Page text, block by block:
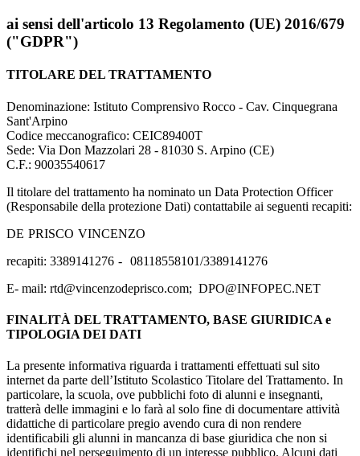
ai sensi dell'articolo 13 Regolamento (UE) 2016/679
("GDPR")
TITOLARE DEL TRATTAMENTO
Denominazione: Istituto Comprensivo Rocco - Cav. Cinquegrana
Sant'Arpino
Codice meccanografico: CEIC89400T
Sede: Via Don Mazzolari 28 - 81030 S. Arpino (CE)
C.F.: 90035540617
Il titolare del trattamento ha nominato un Data Protection Officer
(Responsabile della protezione Dati) contattabile ai seguenti recapiti:
DE PRISCO VINCENZO
recapiti: 3389141276 - 08118558101/3389141276
E- mail: rtd@vincenzodeprisco.com; DPO@INFOPEC.NET
FINALITÀ DEL TRATTAMENTO, BASE GIURIDICA e
TIPOLOGIA DEI DATI
La presente informativa riguarda i trattamenti effettuati sul sito
internet da parte dell’Istituto Scolastico Titolare del Trattamento. In
particolare, la scuola, ove pubblichi foto di alunni e insegnanti,
tratterà delle immagini e lo farà al solo fine di documentare attività
didattiche di particolare pregio avendo cura di non rendere
identificabili gli alunni in mancanza di base giuridica che non si
identifichi nel perseguimento di un interesse pubblico. Alcuni dati